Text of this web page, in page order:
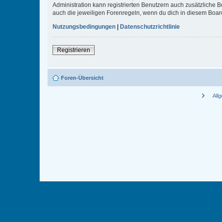
Administration kann registrierten Benutzern auch zusätzliche
auch die jeweiligen Forenregeln, wenn du dich in diesem
Nutzungsbedingungen | Datenschutzrichtlinie
Registrieren
Foren-Übersicht
chevron_right